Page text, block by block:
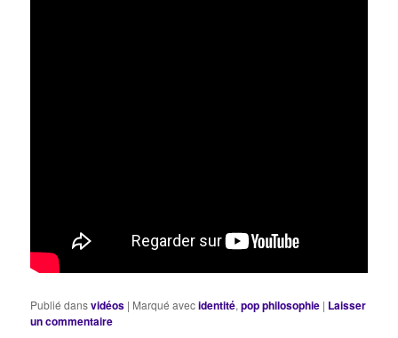
Publié dansvidéos | Marqué avecidentité,pop philosophie | Laisser
un commentaire